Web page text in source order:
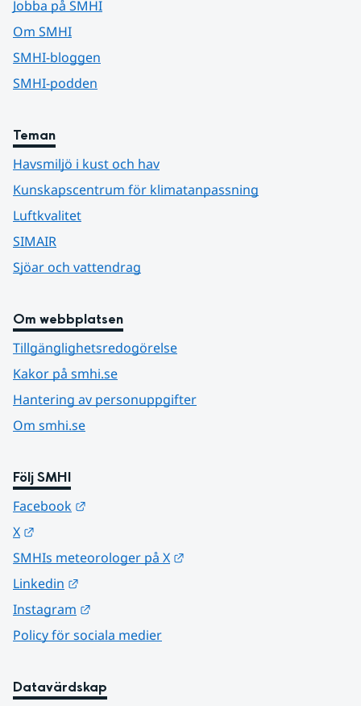
Jobba på SMHI
Om SMHI
SMHI-bloggen
SMHI-podden
Teman
Havsmiljö i kust och hav
Kunskapscentrum för klimatanpassning
Luftkvalitet
SIMAIR
Sjöar och vattendrag
Om webbplatsen
Tillgänglighetsredogörelse
Kakor på smhi.se
Hantering av personuppgifter
Om smhi.se
Följ SMHI
Facebook
X
SMHIs meteorologer på X
Linkedin
Instagram
Policy för sociala medier
Datavärdskap